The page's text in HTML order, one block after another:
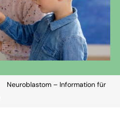
Neuroblastom – Information für